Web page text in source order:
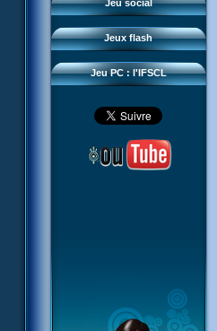
Jeu social
Jeux flash
Sector 2 Escape
Jeu PC : l'IFSCL
Téléchargements
Réseau IFSCL